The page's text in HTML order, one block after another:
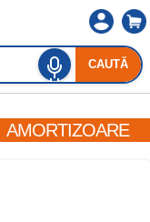
CAUTĂ
AMORTIZOARE